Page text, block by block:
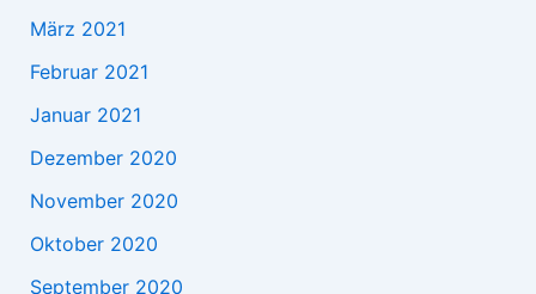
März 2021
Februar 2021
Januar 2021
Dezember 2020
November 2020
Oktober 2020
September 2020